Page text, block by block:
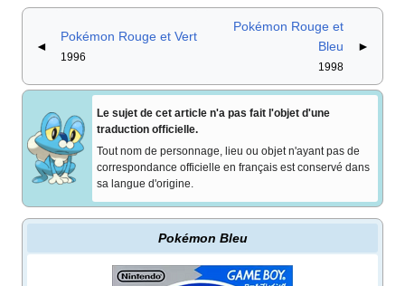
◄
Pokémon Rouge et Vert
1996
Pokémon Rouge et
Bleu
1998
►
Le sujet de cet article n'a pas fait l'objet d'une
traduction officielle.
Tout nom de personnage, lieu ou objet n'ayant pas de
correspondance officielle en français est conservé dans
sa langue d'origine.
Pokémon Bleu